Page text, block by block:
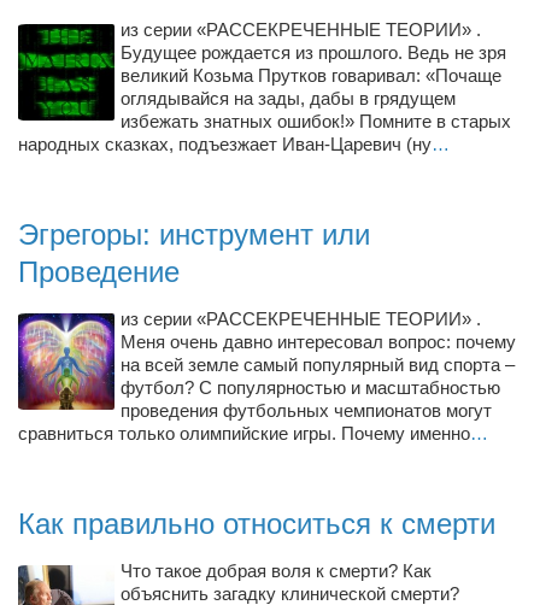
из серии «РАССЕКРЕЧЕННЫЕ ТЕОРИИ» .
Будущее рождается из прошлого. Ведь не зря
великий Козьма Прутков говаривал: «Почаще
оглядывайся на зады, дабы в грядущем
избежать знатных ошибок!» Помните в старых
народных сказках, подъезжает Иван-Царевич (ну…
Эгрегоры: инструмент или
Проведение
из серии «РАССЕКРЕЧЕННЫЕ ТЕОРИИ» .
Меня очень давно интересовал вопрос: почему
на всей земле самый популярный вид спорта –
футбол? С популярностью и масштабностью
проведения футбольных чемпионатов могут
сравниться только олимпийские игры. Почему именно…
Как правильно относиться к смерти
Что такое добрая воля к смерти? Как
объяснить загадку клинической смерти?